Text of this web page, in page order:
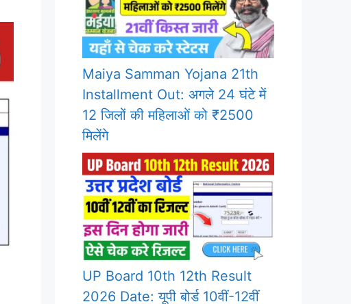
Maiya Samman Yojana 21th
Installment Out: अगले 24 घंटे में
12 जिलों की महिलाओं को ₹2500
मिलेंगे
UP Board 10th 12th Result
2026 Date: यूपी बोर्ड 10वीं-12वीं